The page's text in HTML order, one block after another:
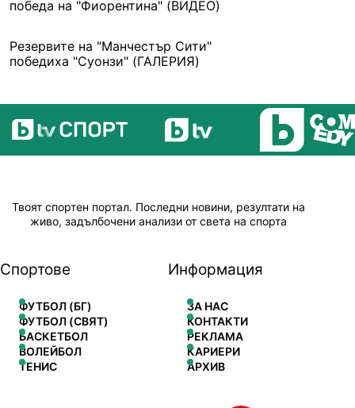
победа на "Фиорентина" (ВИДЕО)
Резервите на "Манчестър Сити"
победиха "Суонзи" (ГАЛЕРИЯ)
Твоят спортен портал. Последни новини, резултати на
живо, задълбочени анализи от света на спорта
Спортове
ФУТБОЛ (БГ)
ФУТБОЛ (СВЯТ)
БАСКЕТБОЛ
ВОЛЕЙБОЛ
ТЕНИС
Информация
ЗА НАС
КОНТАКТИ
РЕКЛАМА
КАРИЕРИ
АРХИВ